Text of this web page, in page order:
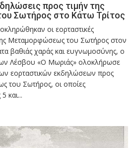
προς τιμήν της
Σωτήρος στο Κάτω Τρίτος
οι εορταστικές
Μεταμορφώσεως του Σωτήρος στον
βαθιάς χαράς και ευγνωμοσύνης, ο
Λέσβου «Ο Μωριάς» ολοκλήρωσε
εορταστικών εκδηλώσεων προς
του Σωτήρος, οι οποίες
και...